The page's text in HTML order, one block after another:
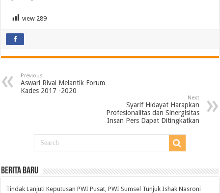
view 289
Previous
Aswari Rivai Melantik Forum
Kades 2017 -2020
Next
Syarif Hidayat Harapkan
Profesionalitas dan Sinergisitas
Insan Pers Dapat Ditingkatkan
BERITA BARU
Tindak Lanjuti Keputusan PWI Pusat, PWI Sumsel Tunjuk Ishak Nasroni